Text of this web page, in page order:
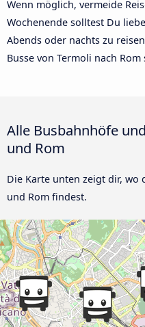
Wenn möglich, vermeide
Wochenende solltest Du
Abends oder nachts zu
Busse von Termoli nach
Alle Busbahnhöfe
und Rom
Die Karte unten zeigt dir, wo
und Rom findest.